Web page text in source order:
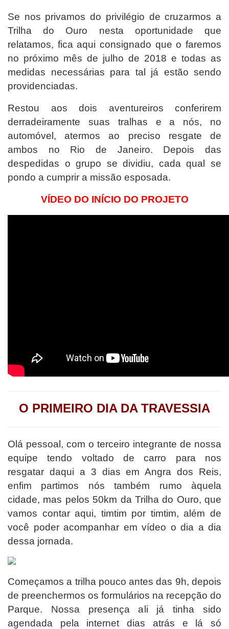
Se nos privamos do privilégio de cruzarmos a
Trilha do Ouro nesta oportunidade que
relatamos, fica aqui consignado que o faremos
no próximo mês de julho de 2018 e todas as
medidas necessárias para tal já estão sendo
providenciadas.
Restou aos dois aventureiros conferirem
derradeiramente suas tralhas e a nós, no
automóvel, atermos ao preciso resgate de
ambos no Rio de Janeiro. Depois das
despedidas o grupo se dividiu, cada qual se
pondo a cumprir a missão esposada.
VÍDEO DO INÍCIO DO PROJETO
O PRIMEIRO DIA DA TRAVESSIA
Olá pessoal, com o terceiro integrante de nossa
equipe tendo voltado de carro para nos
resgatar daqui a 3 diasem Angra dos Reis,
enfim partimos nós também rumo àquela
cidade, mas pelos 50km da Trilha do Ouro, que
vamos contar aqui, timtim por timtim, além de
você poder acompanhar em vídeo o dia a dia
dessa jornada.
Começamos a trilha pouco antes das 9h, depois
de preenchermos os formulários na recepção do
Parque. Nossa presença ali já tinha sido
agendada pela internet dias atrás e lá só